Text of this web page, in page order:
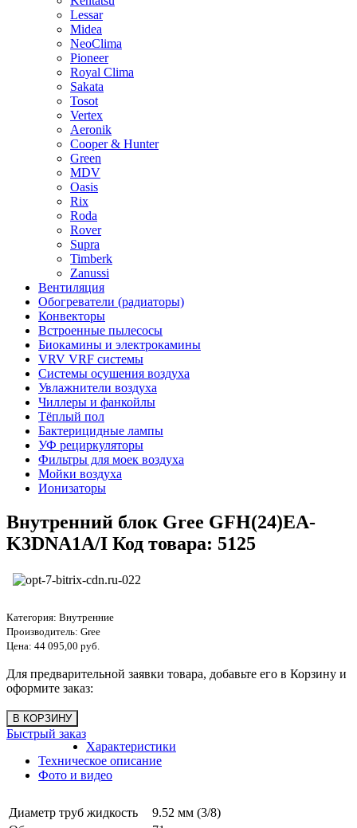
Lessar
Midea
NeoClima
Pioneer
Royal Clima
Sakata
Tosot
Vertex
Aeronik
Cooper & Hunter
Green
MDV
Oasis
Rix
Roda
Rover
Supra
Timberk
Zanussi
Вентиляция
Обогреватели (радиаторы)
Конвекторы
Встроенные пылесосы
Биокамины и электрокамины
VRV VRF системы
Системы осушения воздуха
Увлажнители воздуха
Чиллеры и фанкойлы
Тёплый пол
Бактерицидные лампы
УФ рециркуляторы
Фильтры для моек воздуха
Мойки воздуха
Ионизаторы
Внутренний блок Gree GFH(24)EA-
K3DNA1A/I Код товара: 5125
Категория: Внутренние
Производитель: Gree
Цена: 44 095,00 руб.
Для предварительной заявки товара, добавьте его в Корзину и
оформите заказ:
Быстрый заказ
Характеристики
Техническое описание
Фото и видео
Диаметр труб жидкость
9.52 мм (3/8)